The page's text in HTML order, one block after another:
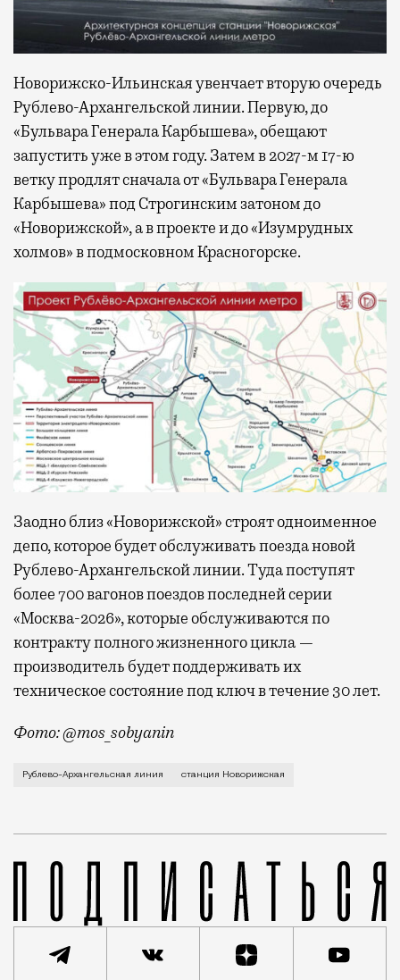
Новорижско-Ильинская увенчает вторую очередь
Рублево-Архангельской линии. Первую, до
«Бульвара Генерала Карбышева», обещают
запустить уже в этом году. Затем в 2027-м 17-ю
ветку продлят сначала от «Бульвара Генерала
Карбышева» под Строгинским затоном до
«Новорижской», а в проекте и до «Изумрудных
холмов» в подмосковном Красногорске.
Заодно близ «Новорижской» строят одноименное
депо, которое будет обслуживать поезда новой
Рублево-Архангельской линии. Туда поступят
более 700 вагонов поездов последней серии
«Москва-2026», которые обслуживаются по
контракту полного жизненного цикла —
производитель будет поддерживать их
техническое состояние под ключ в течение 30 лет.
Фото: @mos_sobyanin
Визуализацию станции «Новорижская» (одно
Рублево-Архангельская линия станция Новорижская